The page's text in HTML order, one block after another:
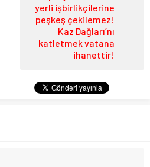
yerli işbirlikçilerine
peşkeş çekilemez!
Kaz Dağları’nı
katletmek vatana
ihanettir!